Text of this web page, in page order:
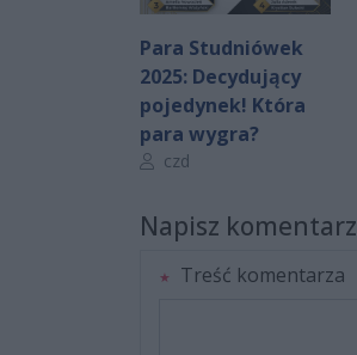
Para Studniówek
2025: Decydujący
pojedynek! Która
para wygra?
Autor artykułu:
czd
Napisz komentarz
Treść komentarza